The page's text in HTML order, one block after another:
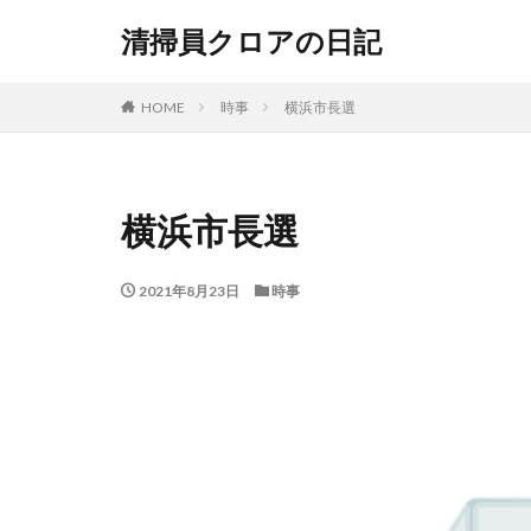
清掃員クロアの日記
HOME 時事 横浜市長選
横浜市長選
2021年8月23日 時事